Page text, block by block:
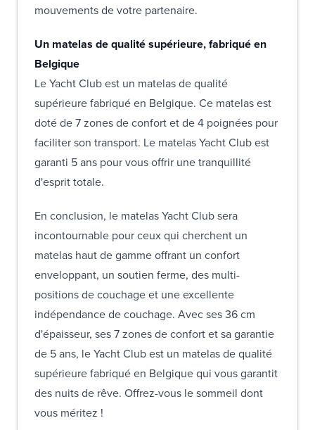
mouvements de votre partenaire.
Un matelas de qualité supérieure, fabriqué en
Belgique
Le Yacht Club est un matelas de qualité
supérieure fabriqué en Belgique. Ce matelas est
doté de 7 zones de confort et de 4 poignées pour
faciliter son transport. Le matelas Yacht Club est
garanti 5 ans pour vous offrir une tranquillité
d'esprit totale.
En conclusion, le matelas Yacht Club sera
incontournable pour ceux qui cherchent un
matelas haut de gamme offrant un confort
enveloppant, un soutien ferme, des multi-
positions de couchage et une excellente
indépendance de couchage. Avec ses 36 cm
d'épaisseur, ses 7 zones de confort et sa garantie
de 5 ans, le Yacht Club est un matelas de qualité
supérieure fabriqué en Belgique qui vous garantit
des nuits de rêve. Offrez-vous le sommeil dont
vous méritez !